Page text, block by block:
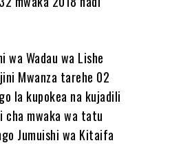
wa Wadau wa Lishe
Mwanza tarehe 02
la kupokea na kujadili
mwaka wa tatu
Jumuishi wa Kitaifa